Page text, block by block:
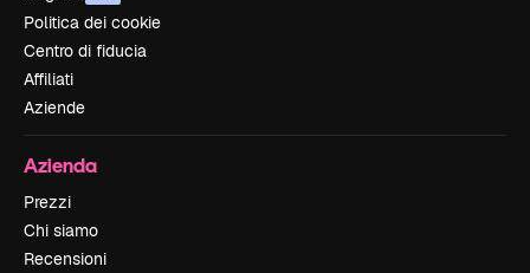
Politica dei cookie
Centro di fiducia
Affiliati
Aziende
Azienda
Prezzi
Chi siamo
Recensioni